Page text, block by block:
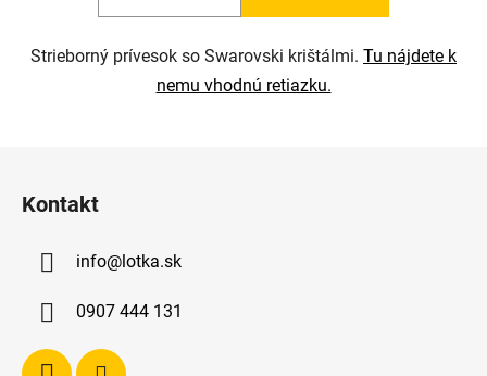
Strieborný prívesok so Swarovski krištálmi. Tu nájdete k
nemu vhodnú retiazku.
Kontakt
info@lotka.sk
0907 444 131